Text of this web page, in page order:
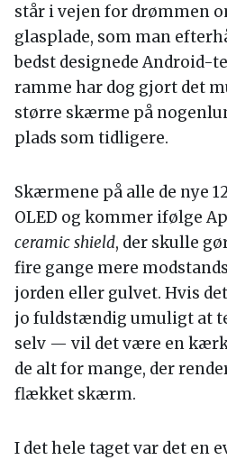
står i vejen for drømmen
glasplade, som man
bedst designede Android-
ramme har dog gjort det
større skærme på
plads som tidligere.
Skærmene på alle de nye
OLED og kommer ifølge
ceramic shield, der skulle
fire gange mere
jorden eller gulvet. Hvis
jo fuldstændig umuligt at
selv — vil det være en
de alt for mange, der
flækket skærm.
I det hele taget var det en